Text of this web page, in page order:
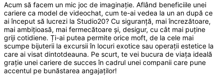
Acum să facem un mic joc de imaginație. Aflând beneficiile unei
cariere ca model de videochat, cum te-ai vedea la un an după ce
ai început să lucrezi la Studio20? Cu siguranță, mai încrezătoare,
mai ambițioasă, mai fermecătoare și, desigur, cu cât mai puține
griji cotidiene. Ți-ai putea permite orice moft, de la cele mai
scumpe bijuterii la excursii în locuri exotice sau operații estetice la
care ai visat dintotdeauna. Pe scurt, te vei bucura de viața ideală
grație unei cariere de succes în cadrul unei companii care pune
accentul pe bunăstarea angajaților!